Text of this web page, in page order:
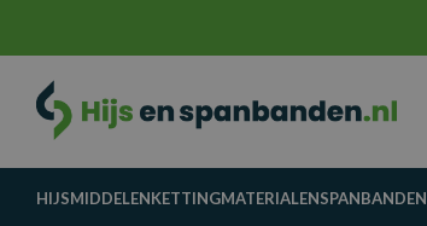
HIJSMIDDELENKETTINGMATERIALENSPANBANDEN